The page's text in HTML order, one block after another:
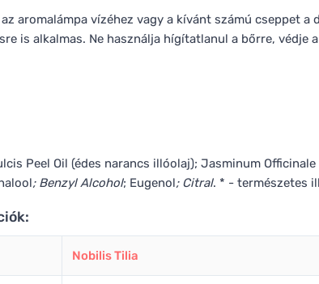
aromalámpa vízéhez vagy a kívánt számú cseppet a
is alkalmas. Ne használja hígítatlanul a bőrre, védje
Peel Oil (édes narancs illóolaj); Jasminum
; Benzyl Alcohol; Eugenol; Citral. * - természetes
Nobilis Tilia